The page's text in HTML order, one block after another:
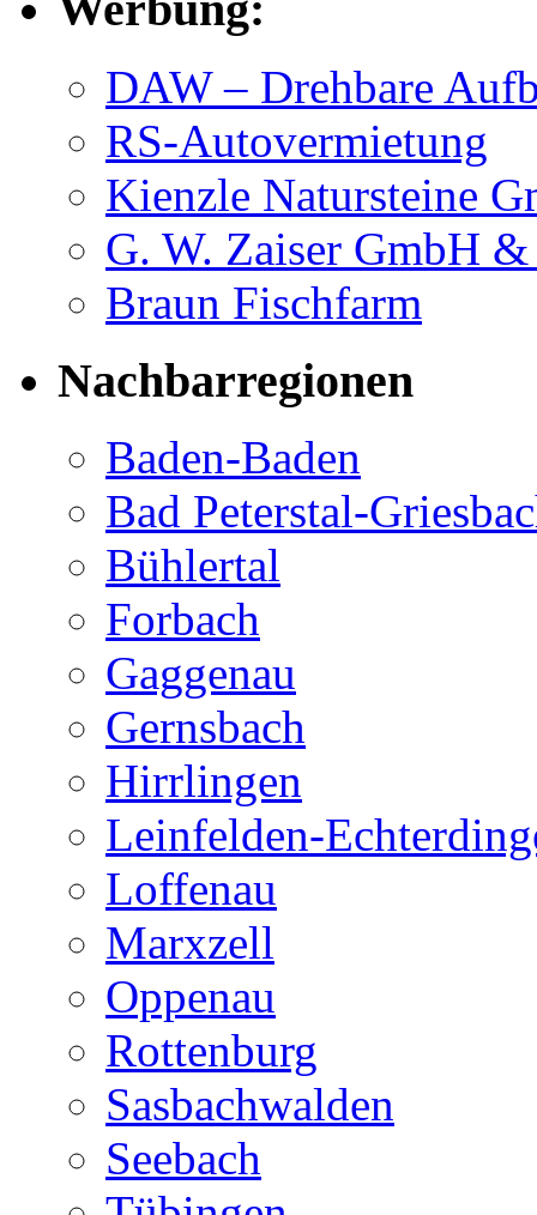
DAW – Drehbare
RS-Autovermietung
Kienzle Natursteine
G. W. Zaiser GmbH
Braun Fischfarm
Nachbarregionen
Baden-Baden
Bad Peterstal-
Bühlertal
Forbach
Gaggenau
Gernsbach
Hirrlingen
Leinfelden-
Loffenau
Marxzell
Oppenau
Rottenburg
Sasbachwalden
Seebach